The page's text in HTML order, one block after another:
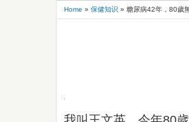
Home » 保健知识 » 糖尿病42年，80歲